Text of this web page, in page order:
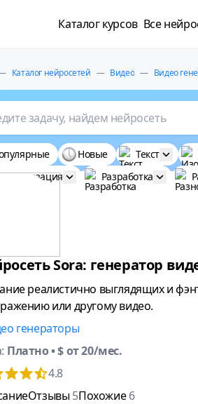
Каталог курсов Все
Каталог нейросетей — Видео — Видео
задачу, найдем нейросеть
Новые Текст
Разработка
Sora: генератор
реалистично выглядящих и
или другому видео.
генераторы
Платно• $ от 20/мес.
4.8
Отзывы 5Похожие 6